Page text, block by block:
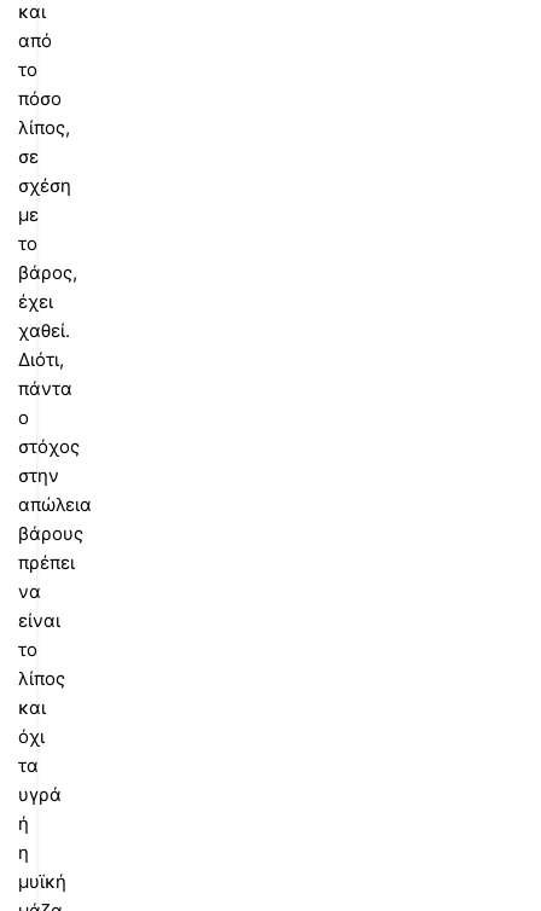
και
από
το
πόσο
λίπος,
σε
σχέση
με
το
βάρος,
έχει
χαθεί.
Διότι,
πάντα
ο
στόχος
στην
απώλεια
βάρους
πρέπει
να
είναι
το
λίπος
και
όχι
τα
υγρά
ή
η
μυϊκή